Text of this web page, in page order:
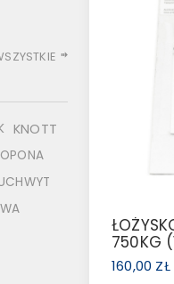
750KG
160,00 ZŁ
KNOTT
OPONA